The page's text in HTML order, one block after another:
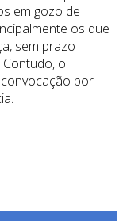
em gozo de
os que
sem prazo
o
por